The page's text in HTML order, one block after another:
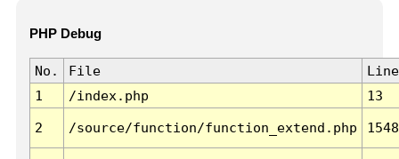
PHP Debug
No. File
Line
1
/index.php 13
2 /source/function/function_extend.php 1548